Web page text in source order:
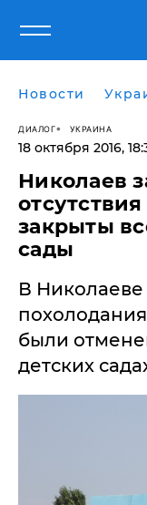
Новости
ДИАЛОГ УКРАИНА
18 октября 2016,
Николаев
закрыты
сады
В Николаеве
были
детских